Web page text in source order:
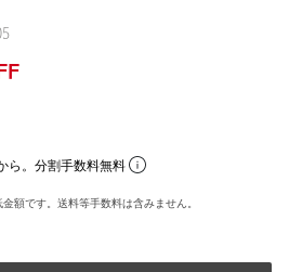
ら。分割手数料無料
額です。送料等手数料は含みません。